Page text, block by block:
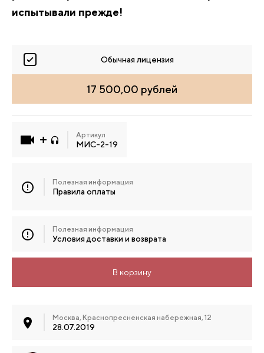
Москва, Краснопресненская набережная, 12
28.07.2019
испытывали прежде!
Обычная лицензия
17 500,00 рублей
Артикул
МИС-2-19
Полезная информация
Правила оплаты
Полезная информация
Условия доставки и возврата
В корзину